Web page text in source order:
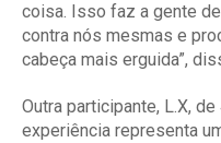
coisa. Isso faz a gente
contra nós mesmas e
cabeça mais erguida”,
Outra participante, L.X,
experiência representa